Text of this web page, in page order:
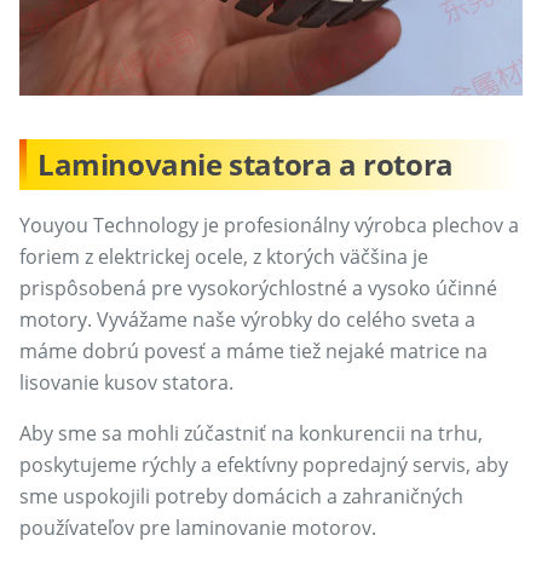
Laminovanie statora a rotora
Youyou Technology je profesionálny výrobca plechov a
foriem z elektrickej ocele, z ktorých väčšina je
prispôsobená pre vysokorýchlostné a vysoko účinné
motory. Vyvážame naše výrobky do celého sveta a
máme dobrú povesť a máme tiež nejaké matrice na
lisovanie kusov statora.
Aby sme sa mohli zúčastniť na konkurencii na trhu,
poskytujeme rýchly a efektívny popredajný servis, aby
sme uspokojili potreby domácich a zahraničných
používateľov pre laminovanie motorov.